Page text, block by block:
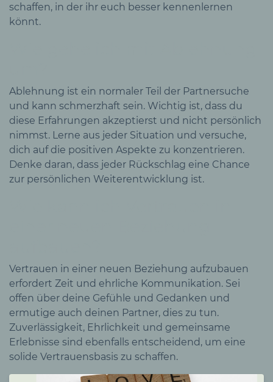
schaffen, in der ihr euch besser kennenlernen
könnt.
Ablehnung ist ein normaler Teil der Partnersuche
und kann schmerzhaft sein. Wichtig ist, dass du
diese Erfahrungen akzeptierst und nicht persönlich
nimmst. Lerne aus jeder Situation und versuche,
dich auf die positiven Aspekte zu konzentrieren.
Denke daran, dass jeder Rückschlag eine Chance
zur persönlichen Weiterentwicklung ist.
Vertrauen in einer neuen Beziehung aufzubauen
erfordert Zeit und ehrliche Kommunikation. Sei
offen über deine Gefühle und Gedanken und
ermutige auch deinen Partner, dies zu tun.
Zuverlässigkeit, Ehrlichkeit und gemeinsame
Erlebnisse sind ebenfalls entscheidend, um eine
solide Vertrauensbasis zu schaffen.